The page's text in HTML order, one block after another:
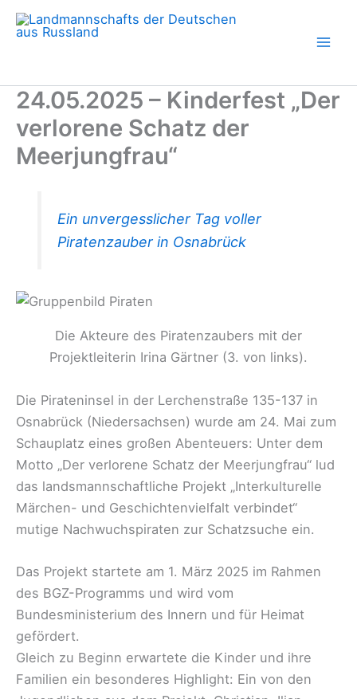
Zum
Inhalt
24.05.2025 – Kinderfest „Der
verlorene Schatz der
Meerjungfrau“
Ein unvergesslicher Tag voller
Piratenzauber in Osnabrück
Die Akteure des Piratenzaubers mit der
Projektleiterin Irina Gärtner (3. von links).
Die Pirateninsel in der Lerchenstraße 135-137 in
Osnabrück (Niedersachsen) wurde am 24. Mai zum
Schauplatz eines großen Abenteuers: Unter dem
Motto „Der verlorene Schatz der Meerjungfrau“ lud
das landsmannschaftliche Projekt „Interkulturelle
Märchen- und Geschichtenvielfalt verbindet“
mutige Nachwuchspiraten zur Schatzsuche ein.
Das Projekt startete am 1. März 2025 im Rahmen
des BGZ-Programms und wird vom
Bundesministerium des Innern und für Heimat
gefördert.
Gleich zu Beginn erwartete die Kinder und ihre
Familien ein besonderes Highlight: Ein von den